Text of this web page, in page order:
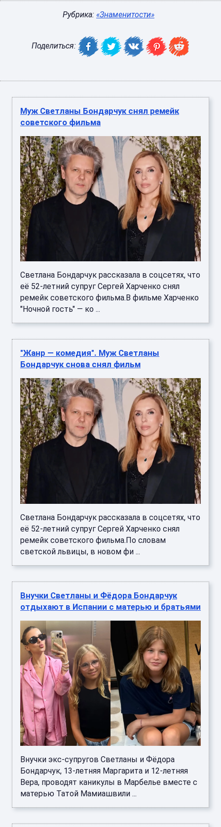
Рубрика: «Знаменитости»
Поделиться:
Муж Светланы Бондарчук снял ремейк
советского фильма
Светлана Бондарчук рассказала в соцсетях, что
её 52-летний супруг Сергей Харченко снял
ремейк советского фильма.В фильме Харченко
"Ночной гость" — ко ...
"Жанр — комедия". Муж Светланы
Бондарчук снова снял фильм
Светлана Бондарчук рассказала в соцсетях, что
её 52-летний супруг Сергей Харченко снял
ремейк советского фильма.По словам
светской львицы, в новом фи ...
Внучки Светланы и Фёдора Бондарчук
отдыхают в Испании с матерью и братьями
Внучки экс-супругов Светланы и Фёдора
Бондарчук, 13-летняя Маргарита и 12-летняя
Вера, проводят каникулы в Марбелье вместе с
матерью Татой Мамиашвили ...